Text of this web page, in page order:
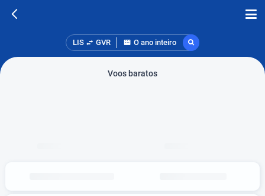
LIS GVR O ano inteiro
Voos baratos